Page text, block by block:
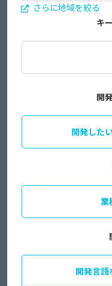
さらに地域を絞る
キ
開
開発した
業
開発言語